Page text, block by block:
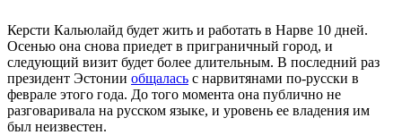
Керсти Кальюлайд будет жить и работать в Нарве 10 дней.
Осенью она снова приедет в приграничный город, и
следующий визит будет более длительным. В последний раз
президент Эстонии общалась с нарвитянами по-русски в
феврале этого года. До того момента она публично не
разговаривала на русском языке, и уровень ее владения им
был неизвестен.